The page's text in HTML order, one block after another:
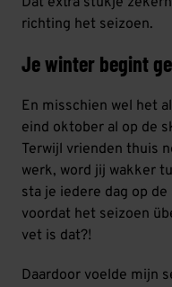
richting het seizoen.
Je winter begint
En misschien wel het
eind oktober al op de
Terwijl vrienden thuis
werk, word jij wakker
sta je iedere dag op
voordat het seizoen
vet is dat?!
Daardoor voelde mijn